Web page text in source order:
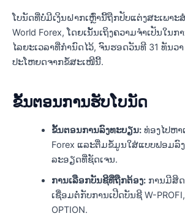
ໂບນັດທີ່ບໍ່ມີເງິນຝາກເຫຼົ່ານີ້ຖືກປັບແຕ່ງສະເພາ
World Forex, ໂດຍເນັ້ນເຖິງຄວາມຈຳເປັນໃນ
ໄລຍະເວລາທີ່ກຳນົດໄວ້, ຈົນຮອດວັນທີ 31 ທັນວ
ປະໂຫຍດຈາກຂໍ້ສະເໜີນີ້.
ຂັ້ນຕອນການຮັບໂບນັດ
ຂັ້ນຕອນການລົງທະບຽນ:ທ່ອງໄປຫາ
Forex ແລະຕື່ມຂໍ້ມູນໃສ່ແບບຟອມລົ
ລະອຽດທີ່ຊັດເຈນ.
ການເລືອກບັນຊີທີ່ຖືກຕ້ອງ:ການມີສິດ
ເຊື່ອມຕໍ່ກັບການເປີດບັນຊີ W-
OPTION.